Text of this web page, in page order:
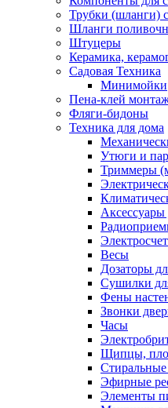
Трубки (шланги)
Шланги
Штуцеры
Керамика,
Садовая Техника
Минимойки
Пена-клей
Фляги-бидоны
Техника для дома
Утюги и
Триммеры
Аксессуары
Весы
Дозаторы
Сушилки
Фены
Звонки
Часы
Щипцы,
Эфирные
Элементы